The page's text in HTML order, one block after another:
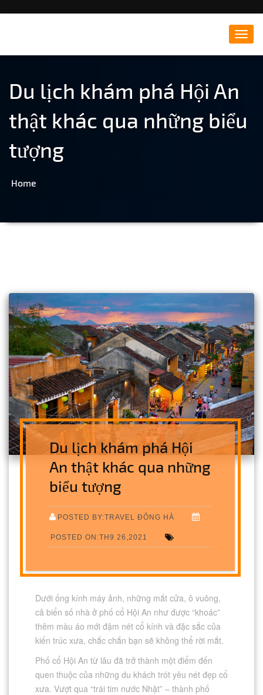
Đông Hà Travel – Du lịch
Quảng Trị
Du lịch khám phá Hội An
thật khác qua những biểu
tượng
Home
Du lịch khám phá Hội
An thật khác qua những
biểu tượng
POSTED BY:TRAVEL ĐÔNG HÀ
POSTED ON:TH9 26,2021
Dưới ống kính máy ảnh, những mắt cửa, ô vuông,
cả biển số nhà ở phố cổ Hội An như được “khoác”
thêm màu áo mới đậm nét cổ kính và đặc sắc của
kiến trúc xưa, chắc chắn bạn sẽ không thể rời mắt.
Phố cổ Hội An từ lâu đã trở thành một điểm đến
quen thuộc của những du khách trót yêu nét đẹp cổ
xưa. Vượt qua “trái tim nước Nhật” – thành phố